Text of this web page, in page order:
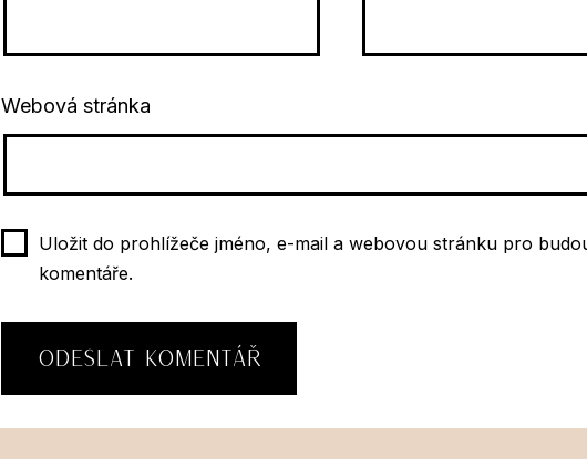
Webová stránka
Uložit do prohlížeče jméno, e-mail a webovou stránku pro
komentáře.